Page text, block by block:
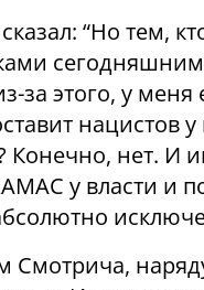
“Но тем,
сегодняшним
за этого, у меня
нацистов
Конечно, нет. И
у власти и
Смотрича,